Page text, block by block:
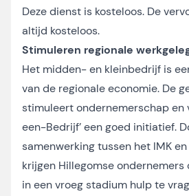
Deze dienst is kosteloos. De
altijd kosteloos.
Stimuleren regionale
Het midden- en kleinbedrijf is
van de regionale economie. De
stimuleert ondernemerschap en
een-Bedrijf’ een goed initiatief.
samenwerking tussen het IMK
krijgen Hillegomse
in een vroeg stadium hulp te